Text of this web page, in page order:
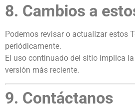
8. Cambios a
Podemos revisar o actualizar estos
periódicamente.
El uso continuado del sitio implica
versión más reciente.
9. Contáctanos